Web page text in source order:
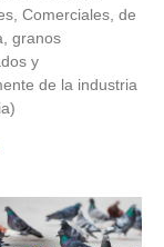
Comerciales, de
granos
y
de la industria